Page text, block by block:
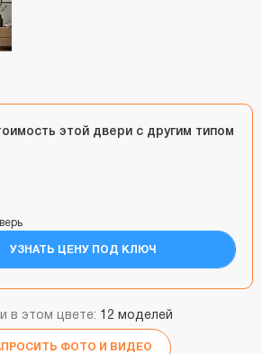
этой двери с другим типом
УЗНАТЬ ЦЕНУ ПОД КЛЮЧ
в этом цвете: 12 моделей
ФОТО И ВИДЕО